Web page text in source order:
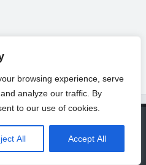
browsing experience, serve
analyze our traffic. By
to our use of cookies.
All Accept All
Freiburg
Declaration Legal Notice